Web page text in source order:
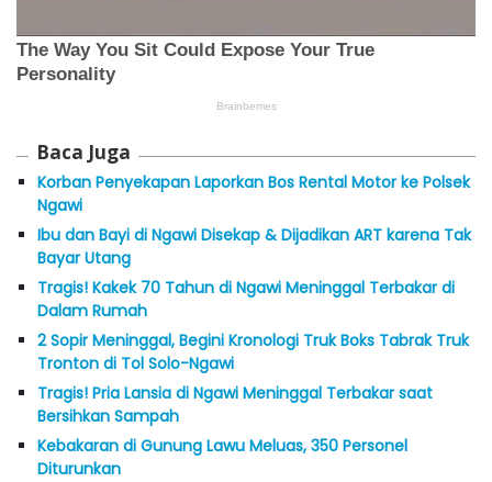
Baca Juga
Korban Penyekapan Laporkan Bos Rental Motor ke Polsek
Ngawi
Ibu dan Bayi di Ngawi Disekap & Dijadikan ART karena Tak
Bayar Utang
Tragis! Kakek 70 Tahun di Ngawi Meninggal Terbakar di
Dalam Rumah
2 Sopir Meninggal, Begini Kronologi Truk Boks Tabrak Truk
Tronton di Tol Solo-Ngawi
Tragis! Pria Lansia di Ngawi Meninggal Terbakar saat
Bersihkan Sampah
Kebakaran di Gunung Lawu Meluas, 350 Personel
Diturunkan